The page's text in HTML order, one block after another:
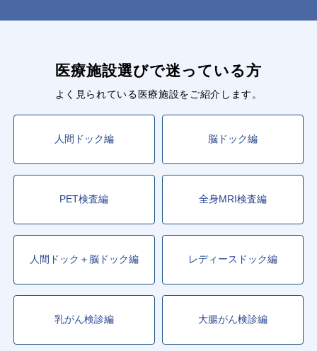
医療施設選びで迷っている方
よく見られている医療施設をご紹介します。
人間ドック編 脳ドック編
PET検査編 全身MRI検査編
人間ドック＋脳ドック編 レディースドック編
乳がん検診編 大腸がん検診編